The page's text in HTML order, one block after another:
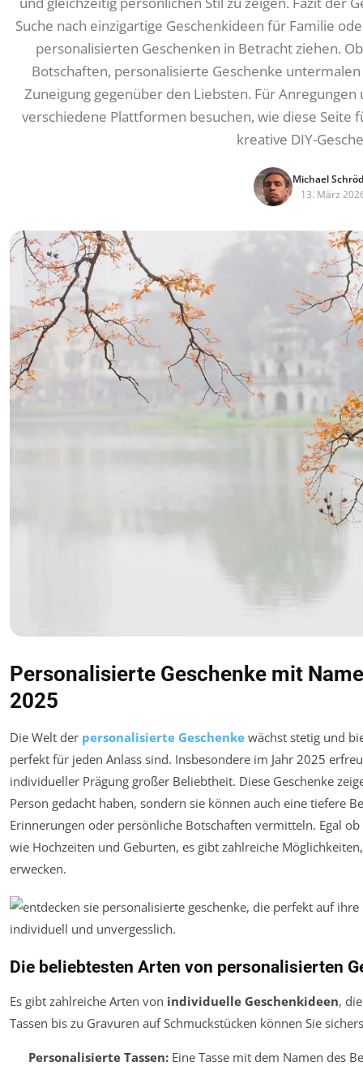
Suche nach einzigartige Geschenkideen für Familie
personalisierten Geschenken in Betracht ziehen.
Botschaften, personalisierte Geschenke
Zuneigung gegenüber den Liebsten. Für
verschiedene Plattformen besuchen, wie diese Seite
kreative DIY-
Michael
13. März
Personalisierte Geschenke mit
2025
Die Welt der personalisierte Geschenke wächst stetig und
perfekt für jeden Anlass sind. Insbesondere im Jahr 2025
individueller Prägung großer Beliebtheit. Diese Geschenke
Person gedacht haben, sondern sie können auch eine tiefere
Erinnerungen oder persönliche Botschaften vermitteln. Egal
wie Hochzeiten und Geburten, es gibt zahlreiche
erwecken.
Die beliebtesten Arten von personalisierten
Es gibt zahlreiche Arten von individuelle Geschenkideen,
Tassen bis zu Gravuren auf Schmuckstücken können Sie
Personalisierte Tassen:Eine Tasse mit dem Namen des